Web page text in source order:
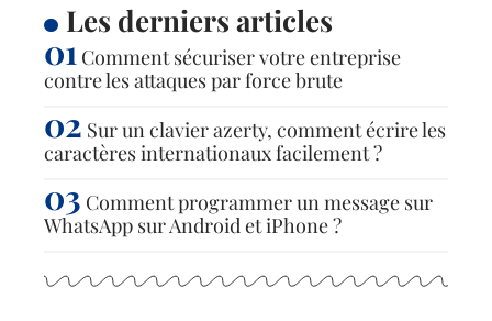
Les derniers articles
Comment sécuriser votre entreprise
contre les attaques par force brute
Sur un clavier azerty, comment écrire les
caractères internationaux facilement ?
Comment programmer un message sur
WhatsApp sur Android et iPhone ?